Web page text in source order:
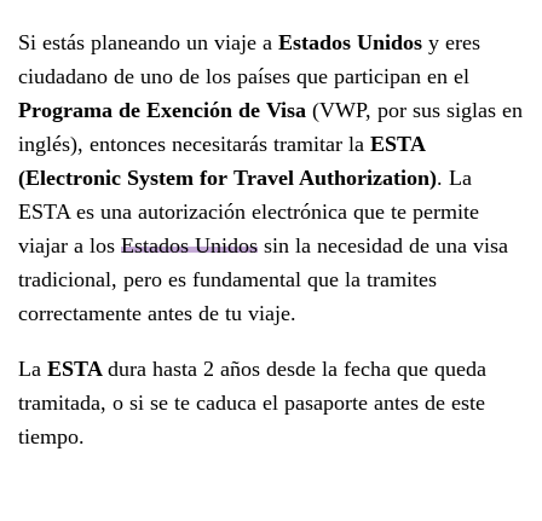
Si estás planeando un viaje a Estados Unidos y eres
ciudadano de uno de los países que participan en el
Programa de Exención de Visa (VWP, por sus siglas en
inglés), entonces necesitarás tramitar la ESTA
(Electronic System for Travel Authorization). La
ESTA es una autorización electrónica que te permite
viajar a los Estados Unidos sin la necesidad de una visa
tradicional, pero es fundamental que la tramites
correctamente antes de tu viaje.
La ESTA dura hasta 2 años desde la fecha que queda
tramitada, o si se te caduca el pasaporte antes de este
tiempo.